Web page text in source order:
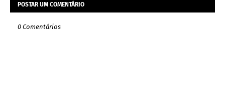
POSTAR UM COMENTÁRIO
0 Comentários